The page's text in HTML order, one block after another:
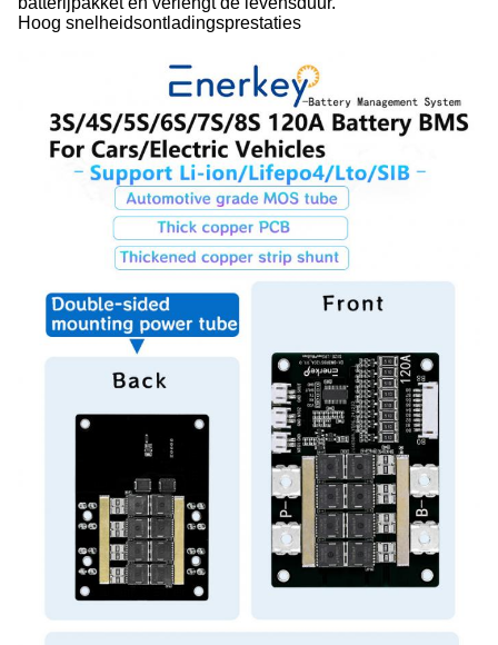
Hoog snelheidsontladingsprestaties